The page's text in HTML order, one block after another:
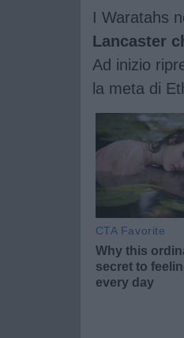
I Waratahs
Lancaster
Ad inizio
la meta di